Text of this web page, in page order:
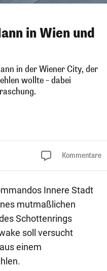
in Wien und
in der Wiener City, der
wollte – dabei
Kommentare
Innere Stadt
mutmaßlichen
Schottenrings
soll versucht
einem